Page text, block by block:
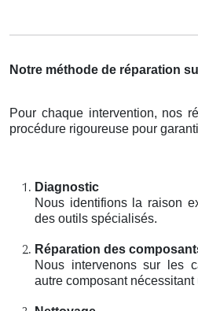
Notre méthode de réparation
Pour chaque intervention, nos
procédure rigoureuse pour
Diagnostic
Nous identifions la raison
des outils spécialisés.
Réparation des
Nous intervenons sur les
autre composant nécessitant